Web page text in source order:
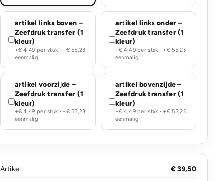
artikel links boven –
Zeefdruk transfer (1
kleur)
+€ 4,49 per stuk · +€ 55,23
eenmalig
artikel links onder –
Zeefdruk transfer (1
kleur)
+€ 4,49 per stuk · +€ 55,23
eenmalig
artikel voorzijde –
Zeefdruk transfer (1
kleur)
+€ 4,49 per stuk · +€ 55,23
eenmalig
artikel bovenzijde –
Zeefdruk transfer (1
kleur)
+€ 4,49 per stuk · +€ 55,23
eenmalig
Artikel
€ 39,50